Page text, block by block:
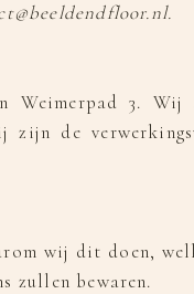
Weimerpad 3. Wij
zijn de
wij dit doen,
zullen bewaren.